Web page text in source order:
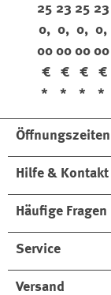
x
Da
rk
Kh
aki
25
0,
00
€
*
nfl
ex
St
on
e
23
0,
00
€
*
x
For
res
ta
25
0,
00
€
*
nfl
ex
Da
rk
Ch
nu
t
23
0,
00
€
*
Öffnungszeiten
Hilfe & Kontakt
Häufige Fragen
Service
Versand